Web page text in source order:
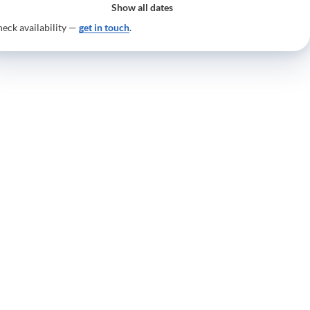
Show all dates
availability —get in touch.